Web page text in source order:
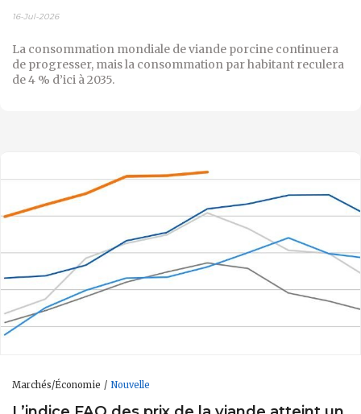
16-Jul-2026
La consommation mondiale de viande porcine continuera
de progresser, mais la consommation par habitant reculera
de 4 % d’ici à 2035.
Marchés/Économie Nouvelle